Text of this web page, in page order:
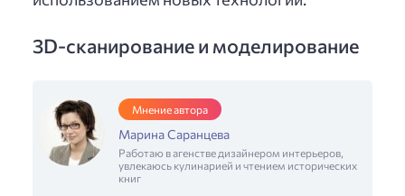
3D-сканирование и моделирование
Мнение автора
Марина Саранцева
Работаю в агенстве дизайнером интерьеров,
увлекаюсь кулинарией и чтением исторических
книг